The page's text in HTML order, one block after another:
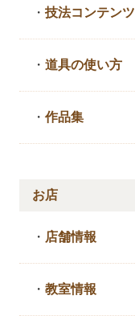
・技法コンテンツ
・道具の使い方
・作品集
お店
・ 店舗情報
・教室情報